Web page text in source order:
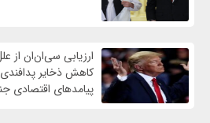
ارزیابی سی‌ان‌ان از
کاهش ذخایر
پیامدهای اقتصادی